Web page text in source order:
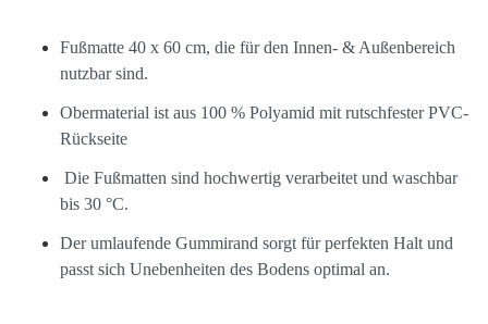
Fußmatte 40 x 60 cm, die für den Innen- & Außenbereich
nutzbar sind.
Obermaterial ist aus 100 % Polyamid mit rutschfester PVC-
Rückseite
Die Fußmatten sind hochwertig verarbeitet und waschbar
bis 30 °C.
Der umlaufende Gummirand sorgt für perfekten Halt und
passt sich Unebenheiten des Bodens optimal an.